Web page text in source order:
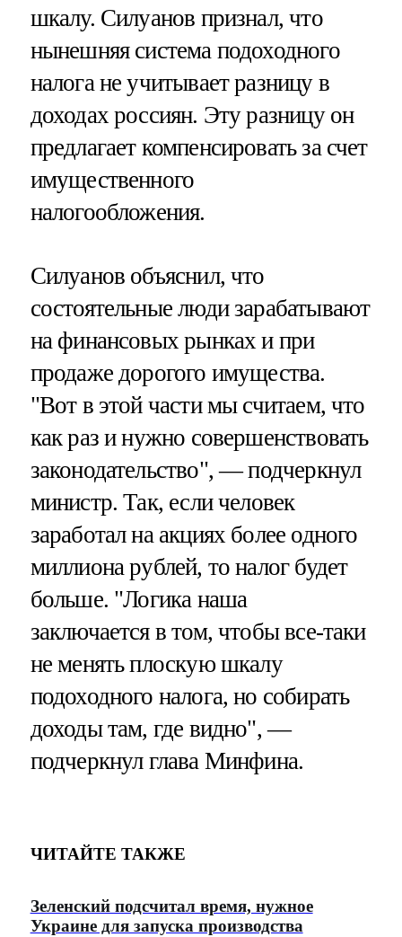
шкалу. Силуанов признал, что
нынешняя система подоходного
налога не учитывает разницу в
доходах россиян. Эту разницу он
предлагает компенсировать за счет
имущественного
налогообложения.
Силуанов объяснил, что
состоятельные люди зарабатывают
на финансовых рынках и при
продаже дорогого имущества.
"Вот в этой части мы считаем, что
как раз и нужно совершенствовать
законодательство", — подчеркнул
министр. Так, если человек
заработал на акциях более одного
миллиона рублей, то налог будет
больше. "Логика наша
заключается в том, чтобы все-таки
не менять плоскую шкалу
подоходного налога, но собирать
доходы там, где видно", —
подчеркнул глава Минфина.
ЧИТАЙТЕ ТАКЖЕ
Зеленский подсчитал время, нужное
Украине для запуска производства